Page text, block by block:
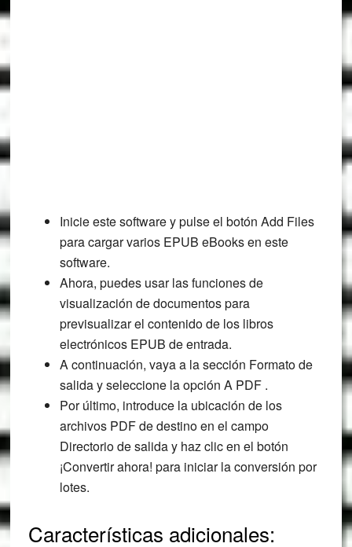
Inicie este software y pulse el botón Add Files
para cargar varios EPUB eBooks en este
software.
Ahora, puedes usar las funciones de
visualización de documentos para
previsualizar el contenido de los libros
electrónicos EPUB de entrada.
A continuación, vaya a la sección Formato de
salida y seleccione la opción A PDF .
Por último, introduce la ubicación de los
archivos PDF de destino en el campo
Directorio de salida y haz clic en el botón
¡Convertir ahora! para iniciar la conversión por
lotes.
Características adicionales: